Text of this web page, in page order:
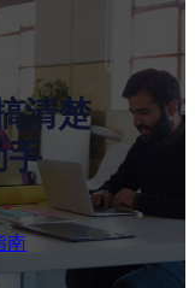
清楚
手
南